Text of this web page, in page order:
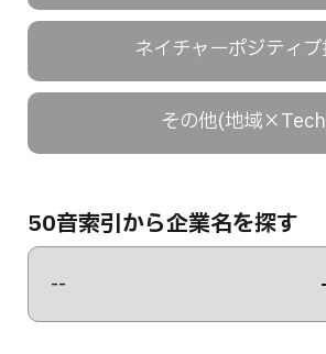
ネイチャーポジティ
その他(地域
50音索引から企業名を探す